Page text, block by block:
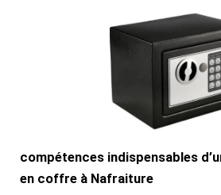
compétences indispensables
en coffre à Nafraiture